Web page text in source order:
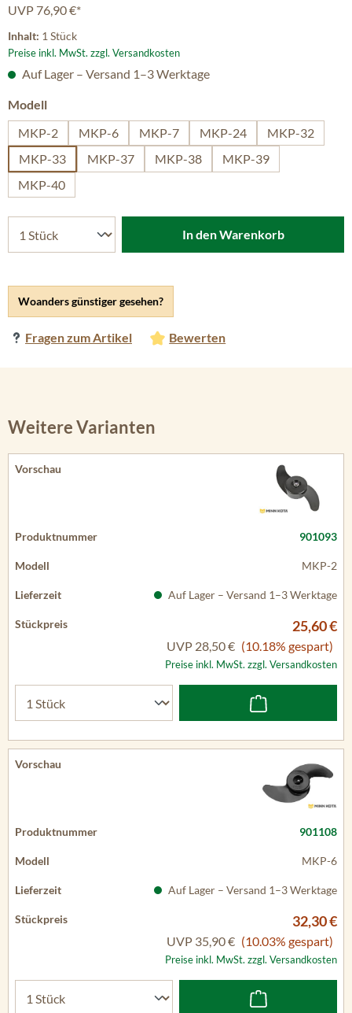
UVP 76,90 €*
Inhalt: 1 Stück
Preise inkl. MwSt. zzgl. Versandkosten
Woanders günstiger gesehen?
Fragen zum Artikel Bewerten
Auf Lager – Versand 1–3 Werktage
Modellauswählen
MKP-2
MKP-6 MKP-7 MKP-24
MKP-32
MKP-33
MKP-37 MKP-38
MKP-39
MKP-40
In den Warenkorb
Weitere Varianten
901093
MKP-2
Auf Lager – Versand 1–3 Werktage
25,60 €
UVP 28,50 € (10.18% gespart)
Preise inkl. MwSt. zzgl. Versandkosten
901108
MKP-6
Auf Lager – Versand 1–3 Werktage
32,30 €
UVP 35,90 € (10.03% gespart)
Preise inkl. MwSt. zzgl. Versandkosten